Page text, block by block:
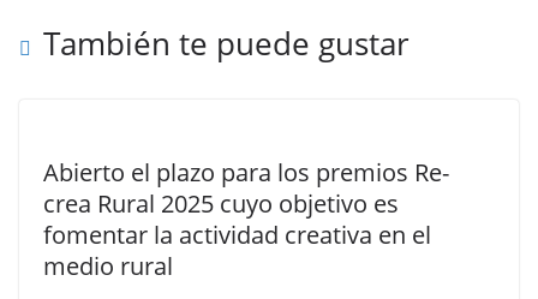
También te puede gustar
Abierto el plazo para los premios Re-
crea Rural 2025 cuyo objetivo es
fomentar la actividad creativa en el
medio rural